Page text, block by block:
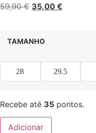
59,90€ 35,00 €
TAMANHO
28 29.5
Recebe até 35 pontos.
Adicionar